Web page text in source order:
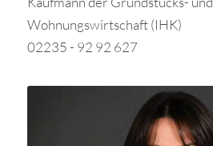
Wohnungswirtschaft (IHK)
02235 - 92 92 627